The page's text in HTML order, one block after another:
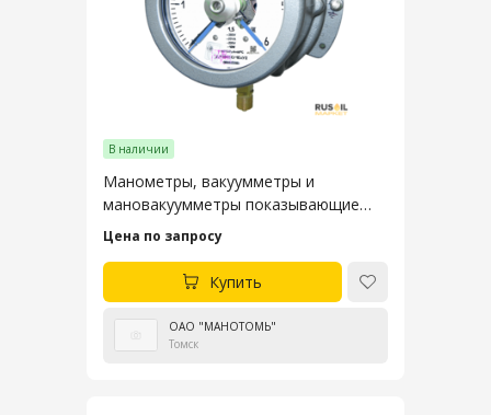
В наличии
Манометры, вакуумметры и
мановакуумметры показывающие
сигнализирующие
взрывозащищённые ДМ2005Сг1Ех,
ДВ2005Сг1Ех и ДА2005Сг1Ех
Цена по запросу
Купить
ОАО "МАНОТОМЬ"
Томск